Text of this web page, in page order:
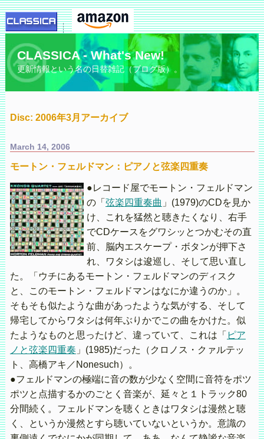
CLASSICA - What's New!
更新情報という名の日替雑記（ブログ版）。
Disc: 2006年3月アーカイブ
March 14, 2006
モートン・フェルドマン：ピアノと弦楽四重奏
●レコード屋でモートン・フェルドマン
の「 弦楽四重奏曲 」(1979)のCDを見か
け、これを猛然と聴きたくなり、右手
でCDケースをグワシッとつかむその直
前、脳内エスケープ・ボタンが押下さ
れ、ワタシは逡巡し、そして思い直し
た。「ウチにあるモートン・フェルドマンのディスク
と、このモートン・フェルドマンはなにか違うのか」。
そもそも似たような曲があったような気がする、そして
帰宅してからワタシは何年ぶりかでこの曲をかけた。似
たようなものと思ったけど、違っていて、これは「 ピア
ノと弦楽四重奏 」(1985)だった（クロノス・クァルテッ
ト、高橋アキ／Nonesuch）。
●フェルドマンの極端に音の数が少なく空間に音符をポツ
ポツと点描するかのごとく音楽が、延々と１トラック80
分間続く。フェルドマンを聴くときはワタシは漫然と聴
く、というか漫然とすら聴いていないというか。意識の